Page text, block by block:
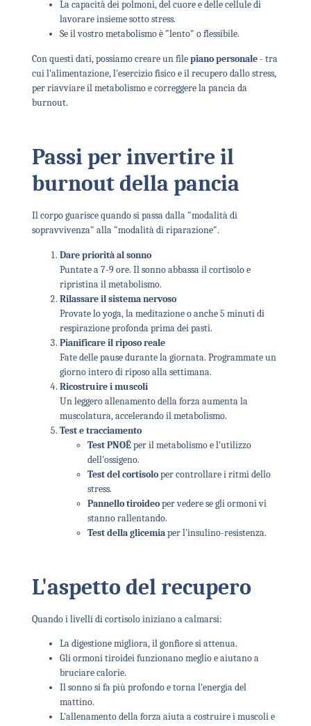
La capacità dei polmoni, del cuore e delle cellule di
lavorare insieme sotto stress.
Se il vostro metabolismo è "lento" o flessibile.
Con questi dati, possiamo creare un filepiano personale- tra
cui l'alimentazione, l'esercizio fisico e il recupero dallo stress,
per riavviare il metabolismo e correggere la pancia da
burnout.
Passi per invertire il
burnout della pancia
Il corpo guarisce quando si passa dalla "modalità di
sopravvivenza" alla "modalità di riparazione".
Dare priorità al sonno
Puntate a 7-9 ore. Il sonno abbassa il cortisolo e
ripristina il metabolismo.
Rilassare il sistema nervoso
Provate lo yoga, la meditazione o anche 5 minuti di
respirazione profonda prima dei pasti.
Pianificare il riposo reale
Fate delle pause durante la giornata. Programmate un
giorno intero di riposo alla settimana.
Ricostruire i muscoli
Un leggero allenamento della forza aumenta la
muscolatura, accelerando il metabolismo.
Test e tracciamento
Test PNOĒper il metabolismo e l'utilizzo
dell'ossigeno.
Test del cortisoloper controllare i ritmi dello
stress.
Pannello tiroideoper vedere se gli ormoni vi
stanno rallentando.
Test della glicemiaper l'insulino-resistenza.
L'aspetto del recupero
Quando i livelli di cortisolo iniziano a calmarsi:
La digestione migliora, il gonfiore si attenua.
Gli ormoni tiroidei funzionano meglio e aiutano a
bruciare calorie.
Il sonno si fa più profondo e torna l'energia del
mattino.
L'allenamento della forza aiuta a costruire i muscoli e